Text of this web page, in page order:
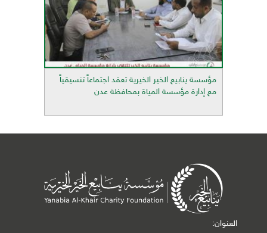
مؤسسة ينابيع الخير الخيرية تعقد اجتماعاً تنسيقياً
مع إدارة مؤسسة المياة بمحافظة عدن
العنوان: